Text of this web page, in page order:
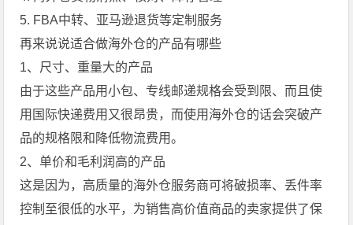
5. FBA中转、亚马逊退货等定制服务
再来说说适合做海外仓的产品有哪些
1、尺寸、重量大的产品
由于这些产品用小包、专线邮递规格会受到限、而且使
用国际快递费用又很昂贵，而使用海外仓的话会突破产
品的规格限和降低物流费用。
2、单价和毛利润高的产品
这是因为，高质量的海外仓服务商可将破损率、丢件率
控制至很低的水平，为销售高价值商品的卖家提供了保